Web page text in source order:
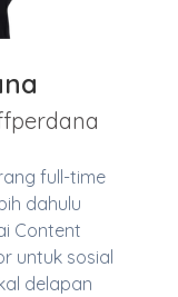
full-time
dahulu
Content
untuk sosial
delapan